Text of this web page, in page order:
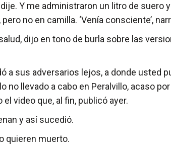
Y me administraron un litro de suero
no en camilla. ‘Venía consciente’,
dijo en tono de burla sobre las
a sus adversarios lejos, a donde usted
no llevado a cabo en Peralvillo­, acaso
video que, al fin, publicó ayer.
y así sucedió.
quieren muerto.